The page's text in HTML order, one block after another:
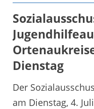
Dienstag
Der
am Dienstag, 4.